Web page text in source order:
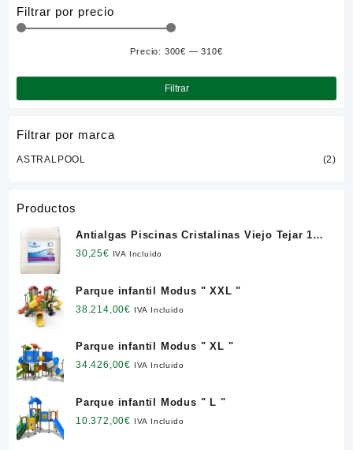
Filtrar por precio
Filtrar
Precio: 300€ —310€
Filtrar por marca
ASTRALPOOL (2)
Productos
Antialgas Piscinas Cristalinas Viejo Tejar 12
l. NETO
30,25€ IVA Incluido
Parque infantil Modus " XXL "
38.214,00€ IVA Incluido
Parque infantil Modus " XL "
34.426,00€ IVA Incluido
Parque infantil Modus " L "
10.372,00€ IVA Incluido